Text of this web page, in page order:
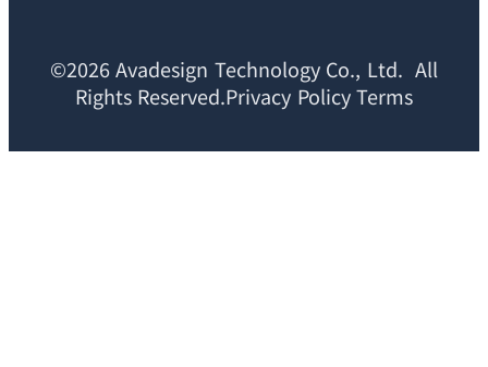
©2026 Avadesign Technology Co., Ltd. All
Rights Reserved.Privacy Policy Terms